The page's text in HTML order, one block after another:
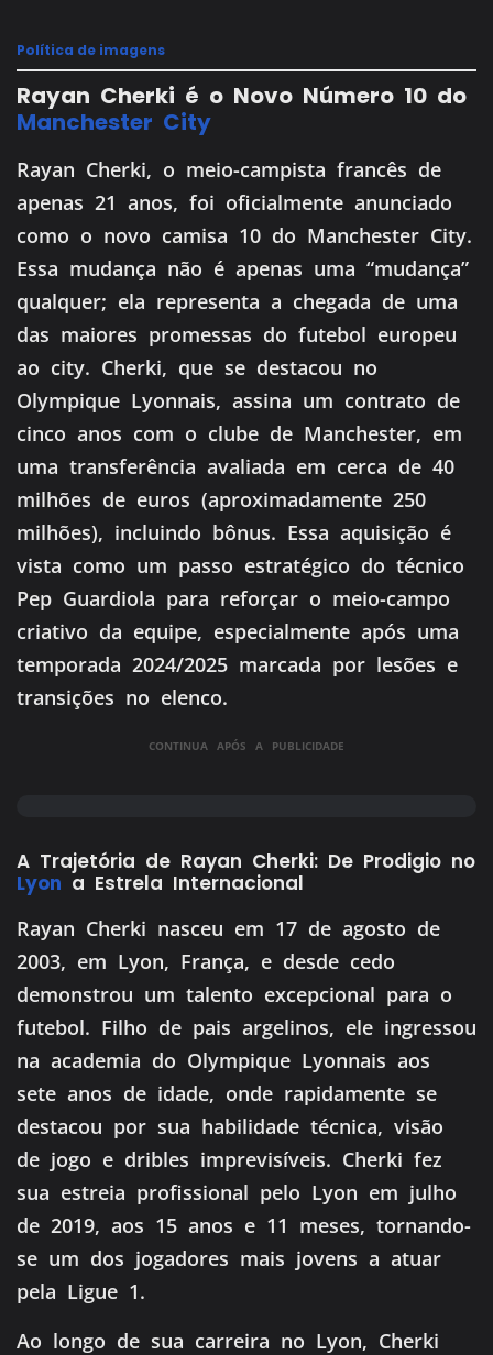
Política de imagens
Rayan Cherki é o Novo Número 10 do
Manchester City
Rayan Cherki, o meio-campista francês de
apenas 21 anos, foi oficialmente anunciado
como o novo camisa 10 do Manchester City.
Essa mudança não é apenas uma “mudança”
qualquer; ela representa a chegada de uma
das maiores promessas do futebol europeu
ao city. Cherki, que se destacou no
Olympique Lyonnais, assina um contrato de
cinco anos com o clube de Manchester, em
uma transferência avaliada em cerca de 40
milhões de euros (aproximadamente 250
milhões), incluindo bônus. Essa aquisição é
vista como um passo estratégico do técnico
Pep Guardiola para reforçar o meio-campo
criativo da equipe, especialmente após uma
temporada 2024/2025 marcada por lesões e
transições no elenco.
CONTINUA APÓS A PUBLICIDADE
A Trajetória de Rayan Cherki: De Prodigio no
Lyon a Estrela Internacional
Rayan Cherki nasceu em 17 de agosto de
2003, em Lyon, França, e desde cedo
demonstrou um talento excepcional para o
futebol. Filho de pais argelinos, ele ingressou
na academia do Olympique Lyonnais aos
sete anos de idade, onde rapidamente se
destacou por sua habilidade técnica, visão
de jogo e dribles imprevisíveis. Cherki fez
sua estreia profissional pelo Lyon em julho
de 2019, aos 15 anos e 11 meses, tornando-
se um dos jogadores mais jovens a atuar
pela Ligue 1.
Ao longo de sua carreira no Lyon, Cherki